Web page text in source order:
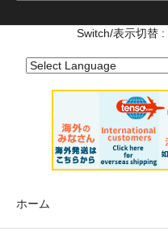
Switch/表示切替 :
ホーム